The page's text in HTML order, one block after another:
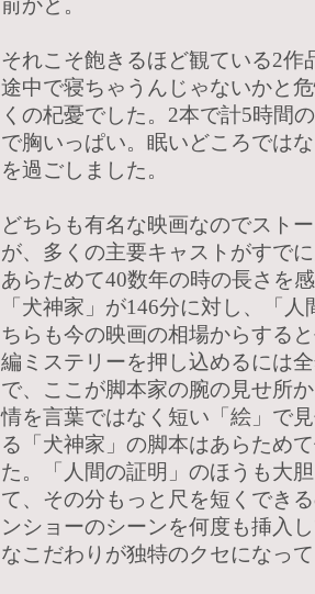
前かと。
それこそ飽きるほど観ている2作
途中で寝ちゃうんじゃないかと
くの杞憂でした。2本で計5時間
で胸いっぱい。眠いどころでは
を過ごしました。
どちらも有名な映画なのでスト
が、多くの主要キャストがすで
あらためて40数年の時の長さを
「犬神家」が146分に対し、「
ちらも今の映画の相場からする
編ミステリーを押し込めるには
で、ここが脚本家の腕の見せ所
情を言葉ではなく短い「絵」で
る「犬神家」の脚本はあらため
た。「人間の証明」のほうも大
て、その分もっと尺を短くでき
ンショーのシーンを何度も挿入
なこだわりが独特のクセになっ